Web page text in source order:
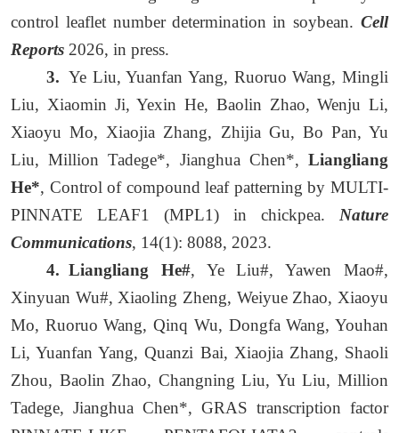
control leaflet number determination in soybean. Cell
Reports 2026, in press.
3. Ye Liu, Yuanfan Yang, Ruoruo Wang, Mingli
Liu, Xiaomin Ji, Yexin He, Baolin Zhao, Wenju Li,
Xiaoyu Mo, Xiaojia Zhang, Zhijia Gu, Bo Pan, Yu
Liu, Million Tadege*, Jianghua Chen*, Liangliang
He*, Control of compound leaf patterning by MULTI-
PINNATE LEAF1 (MPL1) in chickpea. Nature
Communications, 14(1): 8088, 2023.
4. Liangliang He#, Ye Liu#, Yawen Mao#,
Xinyuan Wu#, Xiaoling Zheng, Weiyue Zhao, Xiaoyu
Mo, Ruoruo Wang, Qinq Wu, Dongfa Wang, Youhan
Li, Yuanfan Yang, Quanzi Bai, Xiaojia Zhang, Shaoli
Zhou, Baolin Zhao, Changning Liu, Yu Liu, Million
Tadege, Jianghua Chen*, GRAS transcription factor